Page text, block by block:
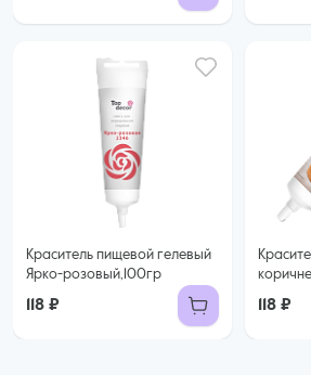
Краситель пищевой гелевый
Ярко-розовый,100гр
118 ₽ 118 ₽